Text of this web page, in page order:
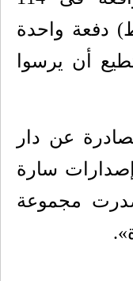
دفعة واحدة
أن يرسوا
عن دار
سارة
مجموعة